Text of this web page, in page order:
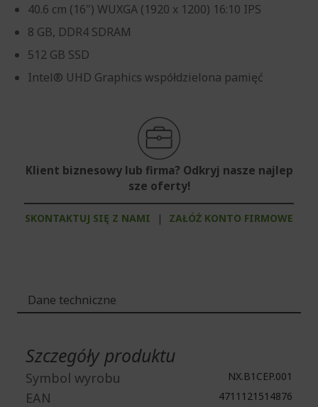
40.6 cm (16") WUXGA (1920 x 1200) 16:10 IPS
8 GB, DDR4 SDRAM
512 GB SSD
Intel® UHD Graphics współdzielona pamięć
Klient biznesowy lub firma? Odkryj nasze najlep
sze oferty!
SKONTAKTUJ SIĘ Z NAMI | ZAŁÓŻ KONTO FIRMOWE
Dane techniczne
Szczegóły produktu
Symbol wyrobu NX.B1CEP.001
EAN 4711121514876